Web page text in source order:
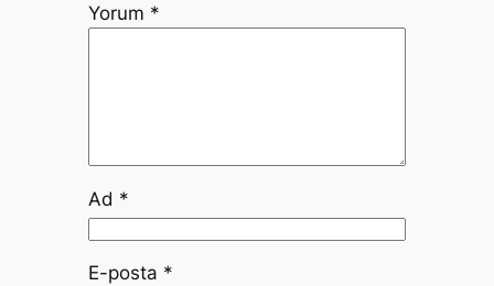
Yorum *
Ad *
E-posta *